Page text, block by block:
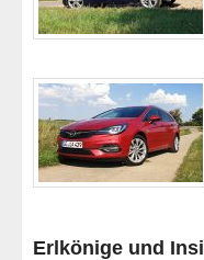
Erlkönige und